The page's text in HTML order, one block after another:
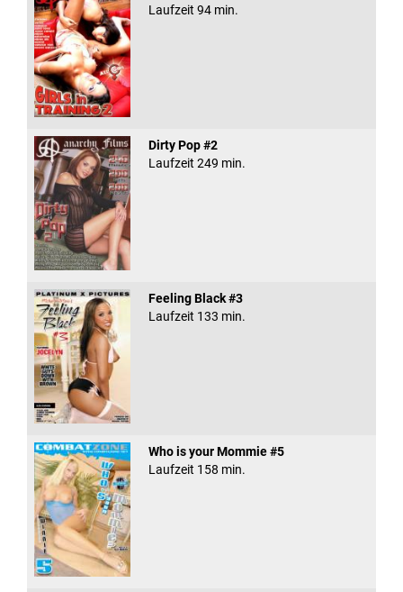
Laufzeit 94 min.
Dirty Pop #2
Laufzeit 249 min.
Feeling Black #3
Laufzeit 133 min.
Who is your Mommie #5
Laufzeit 158 min.